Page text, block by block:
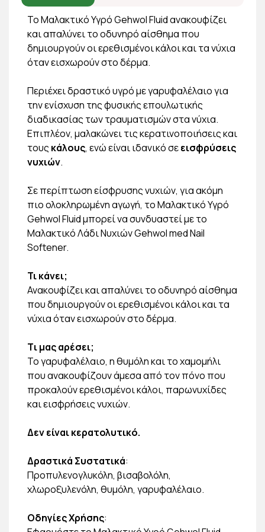
Το Μαλακτικό Υγρό Gehwol Fluid ανακουφίζει
και απαλύνει το οδυνηρό αίσθημα που
δημιουργούν οι ερεθισμένοι κάλοι και τα νύχια
όταν εισχωρούν στο δέρμα.
Περιέχει δραστικό υγρό με γαρυφαλέλαιο για
την ενίσχυση της φυσικής επουλωτικής
διαδικασίας των τραυματισμών στα νύχια.
Επιπλέον, μαλακώνει τις κερατινοποιήσεις και
τους κάλους, ενώ είναι ιδανικό σεεισφρύσεις
νυχιών.
Σε περίπτωση είσφρυσης νυχιών, για ακόμη
πιο ολοκληρωμένη αγωγή, το Μαλακτικό Υγρό
Gehwol Fluid μπορεί να συνδυαστεί με το
Μαλακτικό Λάδι Νυχιών Gehwol med Nail
Softener.
Τι κάνει;
Ανακουφίζει και απαλύνει το οδυνηρό αίσθημα
που δημιουργούν οι ερεθισμένοι κάλοι και τα
νύχια όταν εισχωρούν στο δέρμα.
Tι μας αρέσει;
Το γαρυφαλέλαιο, η θυμόλη και το χαμομήλι
που ανακουφίζουν άμεσα από τον πόνο που
προκαλούν ερεθισμένοι κάλοι, παρωνυχίδες
και εισφρήσεις νυχιών.
Δεν είναι κερατολυτικό.
Δραστικά Συστατικά:
Προπυλενογλυκόλη, βισαβολόλη,
χλωροξυλενόλη, θυμόλη, γαρυφαλέλαιο.
Οδηγίες Χρήσης: